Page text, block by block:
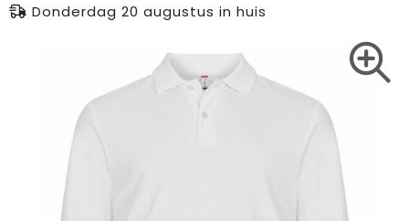
Donderdag 20 augustus in huis